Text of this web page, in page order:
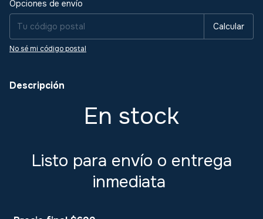
Opciones de envío
Calcular
No sé mi código postal
Descripción
En stock
Listo para envío o entrega
inmediata